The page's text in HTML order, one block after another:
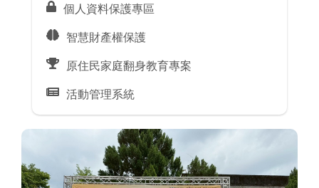
個人資料保護專區
智慧財產權保護
原住民家庭翻身教育專案
活動管理系統